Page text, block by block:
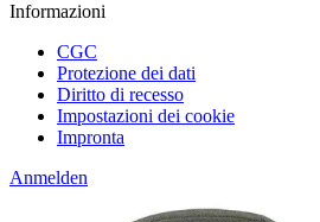
Informazioni
CGC
Protezione dei dati
Diritto di recesso
Impostazioni dei cookie
Impronta
Anmelden